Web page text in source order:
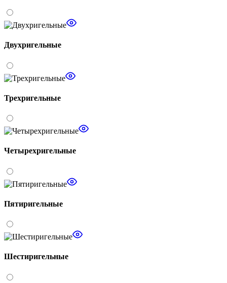
Двухригельные
Трехригельные
Четырехригельные
Пятиригельные
Шестиригельные